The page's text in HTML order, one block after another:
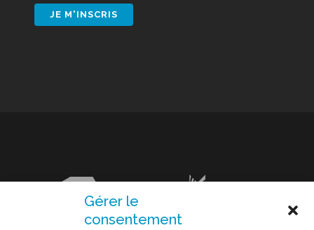
Gérer le
consentement